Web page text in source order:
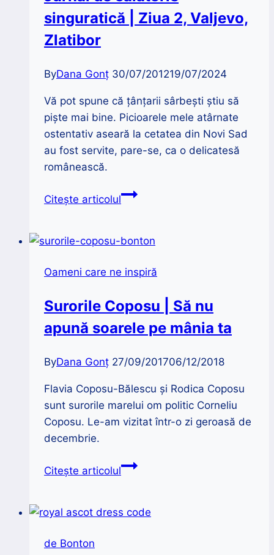
1
singuratică | Ziua 2, Valjevo,
Zlatibor
ByDana Gonț 30/07/201219/07/2024
Vă pot spune că ţânţarii sârbeşti ştiu să
pişte mai bine. Picioarele mele atârnate
ostentativ aseară la cetatea din Novi Sad
au fost servite, pare-se, ca o delicatesă
românească.
Citește articolulJurnal
singuratică
Ziua
Valjevo,
Zlatibor
Oameni care ne inspiră
Surorile Coposu | Să nu
apună soarele pe mânia ta
ByDana Gonț 27/09/201706/12/2018
Flavia Coposu-Bălescu și Rodica Coposu
sunt surorile marelui om politic Corneliu
Coposu. Le-am vizitat într-o zi geroasă de
decembrie.
Citește articolulSurorile
Să
de Bonton